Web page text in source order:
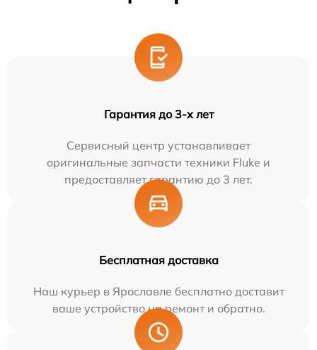
Гарантия до 3-х лет
Сервисный центр устанавливает
оригинальные запчасти техники Fluke и
предоставляет гарантию до 3 лет.
Бесплатная доставка
Наш курьер в Ярославле бесплатно доставит
ваше устройство на ремонт и обратно.